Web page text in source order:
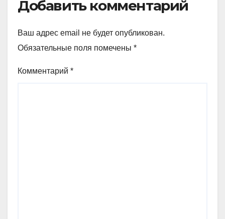
Добавить комментарий
Ваш адрес email не будет опубликован.
Обязательные поля помечены *
Комментарий *